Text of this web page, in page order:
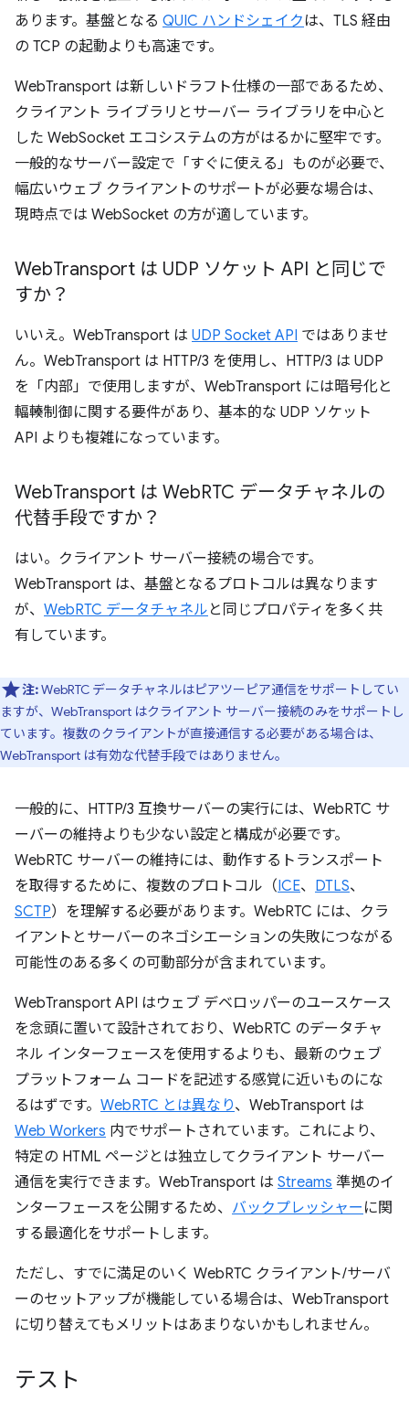
あります。基盤となる QUIC ハンドシェイクは、TLS 経由
の TCP の起動よりも高速です。
WebTransport は新しいドラフト仕様の一部であるため、
クライアント ライブラリとサーバー ライブラリを中心と
した WebSocket エコシステムの方がはるかに堅牢です。
一般的なサーバー設定で「すぐに使える」ものが必要で、
幅広いウェブ クライアントのサポートが必要な場合は、
現時点では WebSocket の方が適しています。
WebTransport は UDP ソケット API と同じで
すか？
いいえ。WebTransport は UDP Socket API ではありませ
ん。WebTransport は HTTP/3 を使用し、HTTP/3 は UDP
を「内部」で使用しますが、WebTransport には暗号化と
輻輳制御に関する要件があり、基本的な UDP ソケット
API よりも複雑になっています。
WebTransport は WebRTC データチャネルの
代替手段ですか？
はい。クライアント サーバー接続の場合です。
WebTransport は、基盤となるプロトコルは異なります
が、 WebRTC データチャネル と同じプロパティを多く共
有しています。
注:WebRTC データチャネルはピアツーピア通信をサポートしてい
ますが、WebTransport はクライアント サーバー接続のみをサポートし
ています。複数のクライアントが直接通信する必要がある場合は、
WebTransport は有効な代替手段ではありません。
一般的に、HTTP/3 互換サーバーの実行には、WebRTC サ
ーバーの維持よりも少ない設定と構成が必要です。
WebRTC サーバーの維持には、動作するトランスポート
を取得するために、複数のプロトコル（ICE、 DTLS、
SCTP）を理解する必要があります。WebRTC には、クラ
イアントとサーバーのネゴシエーションの失敗につながる
可能性のある多くの可動部分が含まれています。
WebTransport API はウェブ デベロッパーのユースケース
を念頭に置いて設計されており、WebRTC のデータチャ
ネル インターフェースを使用するよりも、最新のウェブ
プラットフォーム コードを記述する感覚に近いものにな
るはずです。 WebRTC とは異なり、WebTransport は
Web Workers 内でサポートされています。これにより、
特定の HTML ページとは独立してクライアント サーバー
通信を実行できます。WebTransport は Streams 準拠のイ
ンターフェースを公開するため、 バックプレッシャー に関
する最適化をサポートします。
ただし、すでに満足のいく WebRTC クライアント/サーバ
ーのセットアップが機能している場合は、WebTransport
に切り替えてもメリットはあまりないかもしれません。
テスト